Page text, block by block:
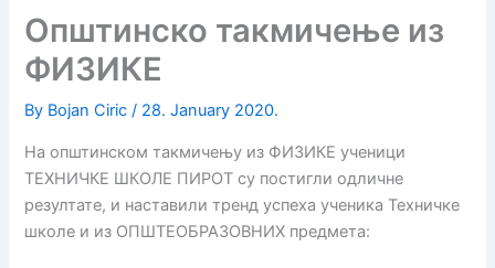
Општинско такмичење из
ФИЗИКЕ
By Bojan Ciric/ 28. January 2020.
На општинском такмичењу из ФИЗИКЕ ученици
ТЕХНИЧКЕ ШКОЛЕ ПИРОТ су постигли одличне
резултате, и наставили тренд успеха ученика Техничке
школе и из ОПШТЕОБРАЗОВНИХ предмета: